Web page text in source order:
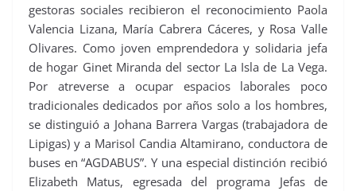
gestoras sociales recibieron el reconocimiento Paola
Valencia Lizana, María Cabrera Cáceres, y Rosa Valle
Olivares. Como joven emprendedora y solidaria jefa
de hogar Ginet Miranda del sector La Isla de La Vega.
Por atreverse a ocupar espacios laborales poco
tradicionales dedicados por años solo a los hombres,
se distinguió a Johana Barrera Vargas (trabajadora de
Lipigas) y a Marisol Candia Altamirano, conductora de
buses en “AGDABUS”. Y una especial distinción recibió
Elizabeth Matus, egresada del programa Jefas de